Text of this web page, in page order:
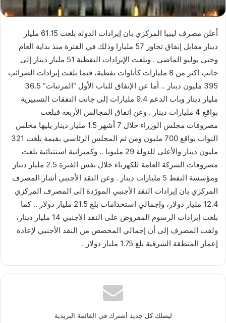
أعلن مصرف ليبيا المركزي بان إيرادات الدولة بلغت 61.15 مليار
دينار مقابل إنفاق تجاوز 57 مليارا وذلك في الفترة منذ بداية العام
وحتى يوليو الماضي . وبلغت الإيرادات النفطية 51 مليار دينار إلى
جانب أكثر من 8 مليارات كأتاوات نفطية، فيما بلغت إيرادات الضرائب
395 مليون دينار .. أما عن الإنفاق للباب الأول “المرتبات” 36.5
مليار دينار وباب الدعم 9.4 مليارات إلى جانب النفقات التسييرية
بواقع 4 مليارات دينار . وعن إنفاق المجالس الأربعة فبلغت
مصروفات مجلس الوزراء خلال 7 أشهر 1.5 مليار دينار يليها مجلس
النواب بواقع 700 مليون ومن ثم المجلس الرئاسي بقيمة بلغت 321
مليون دينار والأعلى للدولة 29 مليونا .. وكميزانية استثنائية بلغت
مصروفات الشركة العامة للكهرباء خلال نفس الفترة 2.5 مليار دينار
ومؤسسة النفط 5 مليارات دينار . وعن النقد الأجنبي أشار المصرف
المركزي بان إيرادات النقد الأجنبي المورّدة إلى المصرف المركزي
12.4 مليار دولار، وإجمالي استخدامات بلغ 21.5 مليار دولار .. كما
بلغت إيرادات الرسوم المفروض على النقد الأجنبي 14 مليار دينار،
ولفت المصرف إلى أن إجمالي المخصص من النقد الأجنبي لإعادة
إعمار المنطقة الشرقية بلغ 1.75 مليار دولار .
ليصلك كل جديد أشترك في القائمة البريدية